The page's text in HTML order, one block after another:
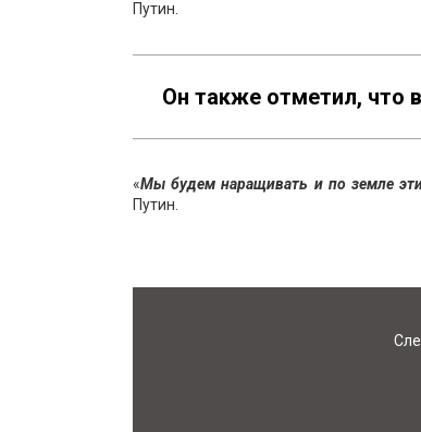
Путин.
Он также отметил, что
«Мы будем наращивать и по земле
Путин.